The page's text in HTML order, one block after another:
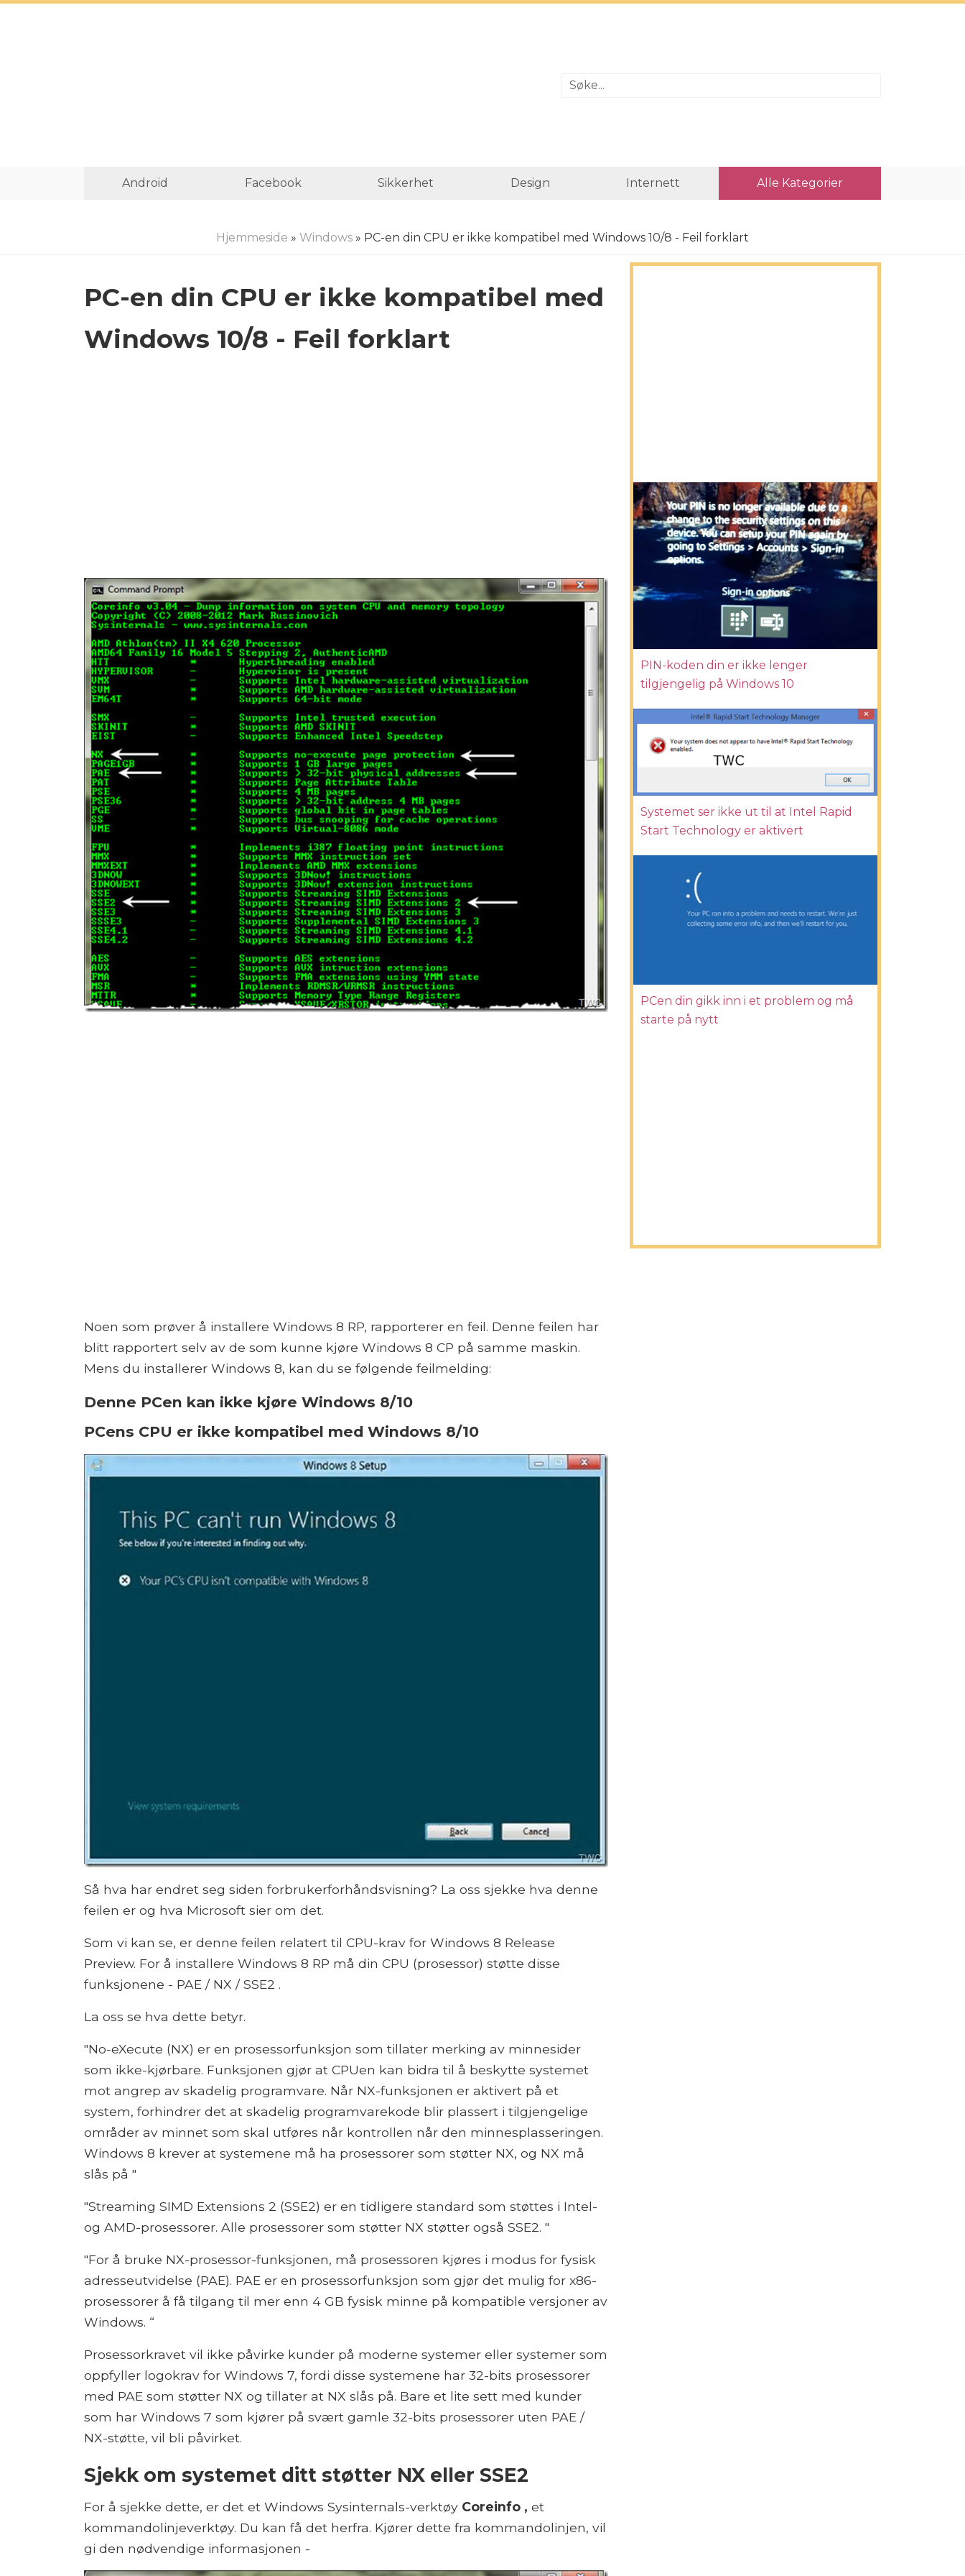
Android Facebook Sikkerhet Design Internett Alle Kategorier
Hjemmeside » Windows » PC-en din CPU er ikke kompatibel med Windows 10/8 - Feil forklart
PC-en din CPU er ikke kompatibel med
Windows 10/8 - Feil forklart
Noen som prøver å installere Windows 8 RP, rapporterer en feil. Denne feilen har
blitt rapportert selv av de som kunne kjøre Windows 8 CP på samme maskin.
Mens du installerer Windows 8, kan du se følgende feilmelding:
Denne PCen kan ikke kjøre Windows 8/10
PCens CPU er ikke kompatibel med Windows 8/10
Så hva har endret seg siden forbrukerforhåndsvisning? La oss sjekke hva denne
feilen er og hva Microsoft sier om det.
Som vi kan se, er denne feilen relatert til CPU-krav for Windows 8 Release
Preview. For å installere Windows 8 RP må din CPU (prosessor) støtte disse
funksjonene - PAE / NX / SSE2 .
La oss se hva dette betyr.
"No-eXecute (NX) er en prosessorfunksjon som tillater merking av minnesider
som ikke-kjørbare. Funksjonen gjør at CPUen kan bidra til å beskytte systemet
mot angrep av skadelig programvare. Når NX-funksjonen er aktivert på et
system, forhindrer det at skadelig programvarekode blir plassert i tilgjengelige
områder av minnet som skal utføres når kontrollen når den minnesplasseringen.
Windows 8 krever at systemene må ha prosessorer som støtter NX, og NX må
slås på "
"Streaming SIMD Extensions 2 (SSE2) er en tidligere standard som støttes i Intel-
og AMD-prosessorer. Alle prosessorer som støtter NX støtter også SSE2. "
"For å bruke NX-prosessor-funksjonen, må prosessoren kjøres i modus for fysisk
adresseutvidelse (PAE). PAE er en prosessorfunksjon som gjør det mulig for x86-
prosessorer å få tilgang til mer enn 4 GB fysisk minne på kompatible versjoner av
Windows. “
Prosessorkravet vil ikke påvirke kunder på moderne systemer eller systemer som
oppfyller logokrav for Windows 7, fordi disse systemene har 32-bits prosessorer
med PAE som støtter NX og tillater at NX slås på. Bare et lite sett med kunder
som har Windows 7 som kjører på svært gamle 32-bits prosessorer uten PAE /
NX-støtte, vil bli påvirket.
Sjekk om systemet ditt støtter NX eller SSE2
For å sjekke dette, er det et Windows Sysinternals-verktøy Coreinfo , et
kommandolinjeverktøy. Du kan få det herfra. Kjører dette fra kommandolinjen, vil
gi den nødvendige informasjonen -
PIN-koden din er ikke lenger
tilgjengelig på Windows 10
Systemet ser ikke ut til at Intel Rapid
Start Technology er aktivert
PCen din gikk inn i et problem og må
starte på nytt